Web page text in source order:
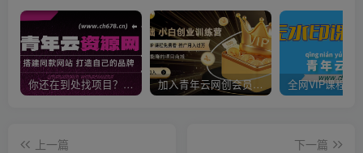
你还在到处找项目？还在当韭菜？我靠卖项目一个月收入5万+，曾经我也是个失败者。 加入青年云网创会员，全站资源免费学习。加入高级合伙人，推广日入1000+
上一篇
下一篇